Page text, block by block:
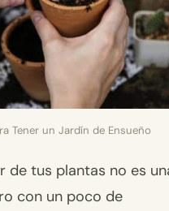
Tener un Jardín de Ensueño
de tus plantas no es
con un poco de